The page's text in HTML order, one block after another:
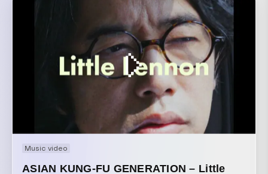
Music video
ASIAN KUNG-FU GENERATION – Little